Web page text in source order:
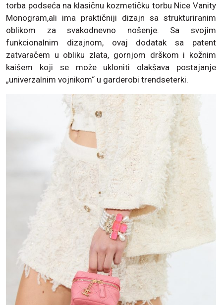
torba podseća na klasičnu kozmetičku torbu Nice Vanity
Monogram,ali ima praktičniji dizajn sa strukturiranim
oblikom za svakodnevno nošenje. Sa svojim
funkcionalnim dizajnom, ovaj dodatak sa patent
zatvaračem u obliku zlata, gornjom drškom i kožnim
kaišem koji se može ukloniti olakšava postajanje
„univerzalnim vojnikom“ u garderobi trendseterki.